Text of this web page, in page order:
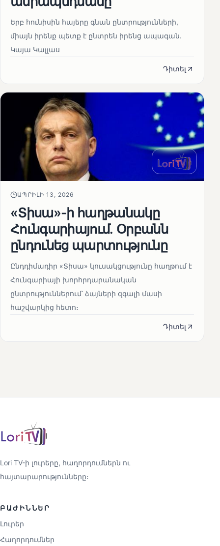
Երբ հունիսին հայերը գնան ընտրությունների,
միայն իրենք պետք է ընտրեն իրենց ապագան.
Կայա Կալլաս
Դիտել
ԱՊՐԻԼԻ 13, 2026
«Տիսա»-ի հաղթանակը
Հունգարիայում․ Օրբանն
ընդունեց պարտությունը
Ընդդիմադիր «Տիսա» կուսակցությունը հաղթում է
Հունգարիայի խորհրդարանական
ընտրություններում՝ ձայների զգալի մասի
հաշվարկից հետո։
Դիտել
Lori TV-ի լուրերը, հաղորդումներն ու
հայտարարությունները։
ԲԱԺԻՆՆԵՐ
Լուրեր
Հաղորդումներ